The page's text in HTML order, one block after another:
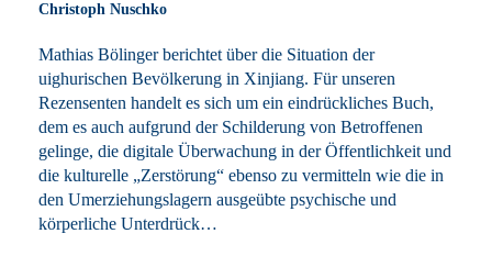
Christoph Nuschko
Mathias Bölinger berichtet über die Situation der
uighurischen Bevölkerung in Xinjiang. Für unseren
Rezensenten handelt es sich um ein eindrückliches Buch,
dem es auch aufgrund der Schilderung von Betroffenen
gelinge, die digitale Überwachung in der Öffentlichkeit und
die kulturelle „Zerstörung“ ebenso zu vermitteln wie die in
den Umerziehungslagern ausgeübte psychische und
körperliche Unterdrück…